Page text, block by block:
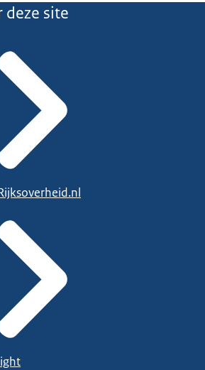
deze site